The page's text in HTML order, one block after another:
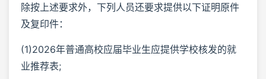
除按上述要求外，下列人员还要求提供以下证明原件
及复印件：
(1)2026年普通高校应届毕业生应提供学校核发的就
业推荐表;